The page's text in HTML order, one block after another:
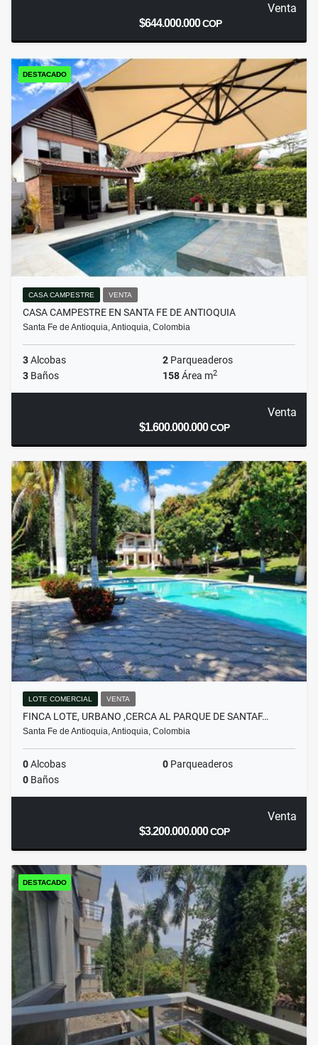
Venta
$644.000.000COP
DESTACADO
CASA CAMPESTRE VENTA
CASA CAMPESTRE EN SANTA FE DE ANTIOQUIA
Santa Fe de Antioquia, Antioquia, Colombia
3Alcobas 2 Parqueaderos
3 Baños 158Área m2
Venta
$1.600.000.000COP
LOTE COMERCIAL VENTA
FINCA LOTE, URBANO ,CERCA AL PARQUE DE SANTAF…
Santa Fe de Antioquia, Antioquia, Colombia
0Alcobas 0 Parqueaderos
0 Baños
Venta
$3.200.000.000COP
DESTACADO